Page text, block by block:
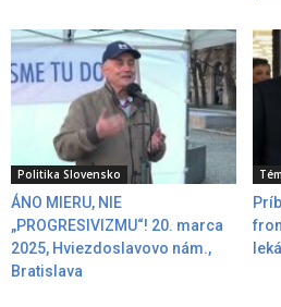
Politika Slovensko
ÁNO MIERU, NIE
„PROGRESIVIZMU“! 20. marca
2025, Hviezdoslavovo nám.,
Bratislava